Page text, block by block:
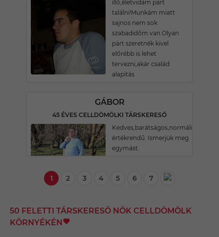
illő,életvidám párt
találni!Munkám miatt
sajnos nem sok
szabadidőm van.Olyan
párt szeretnék kivel
előrébb is lehet
tervezni,akár család
alapitás
GÁBOR
45 ÉVES CELLDÖMÖLKI TÁRSKERESŐ
Kedves,barátságos,normális
értékrendű. Ismerjük meg
egymást.
1 2 3 4 5 6 7
50 FELETTI TÁRSKERESŐ NŐK CELLDÖMÖLK
KÖRNYÉKÉN